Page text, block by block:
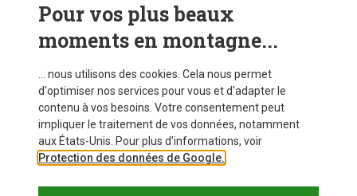
CRAMPONS
Pour vos plus beaux
moments en montagne...
... nous utilisons des cookies. Cela nous permet
d'optimiser nos services pour vous et d'adapter le
contenu à vos besoins. Votre consentement peut
impliquer le traitement de vos données, notamment
aux États-Unis. Pour plus d'informations, voir
Protection des données de Google.